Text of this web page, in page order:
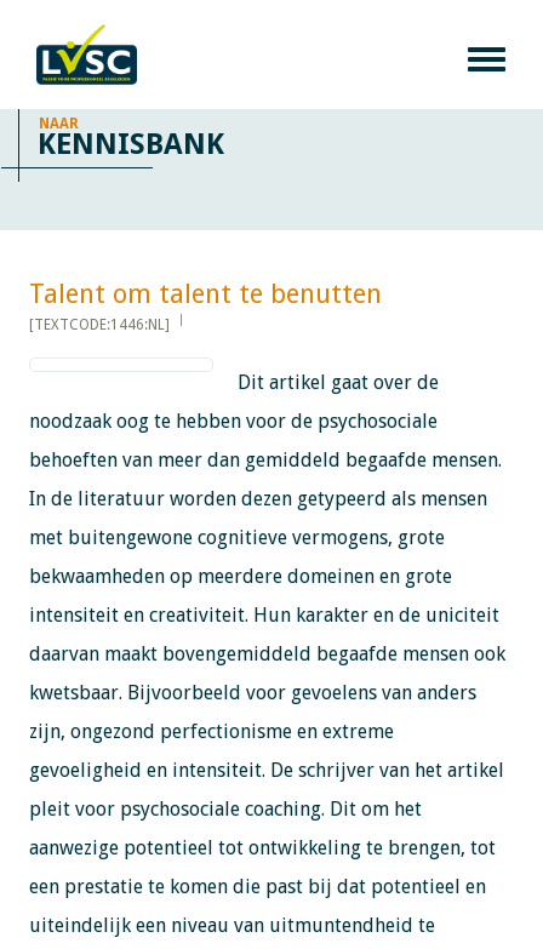
NAAR
KENNISBANK
Talent om talent te benutten​​​​​​
[TEXTCODE:1446:NL]
Dit artikel gaat over de
noodzaak oog te hebben voor de psychosociale
behoeften van meer dan gemiddeld begaafde mensen.
In de literatuur worden dezen getypeerd als mensen
met buitengewone cognitieve vermogens, grote
bekwaamheden op meerdere domeinen en grote
intensiteit en creativiteit. Hun karakter en de uniciteit
daarvan maakt bovengemiddeld begaafde mensen ook
kwetsbaar. Bijvoorbeeld voor gevoelens van anders
zijn, ongezond perfectionisme en extreme
gevoeligheid en intensiteit. De schrijver van het artikel
pleit voor psychosociale coaching. Dit om het
aanwezige potentieel tot ontwikkeling te brengen, tot
een prestatie te komen die past bij dat potentieel en
uiteindelijk een niveau van uitmuntendheid te